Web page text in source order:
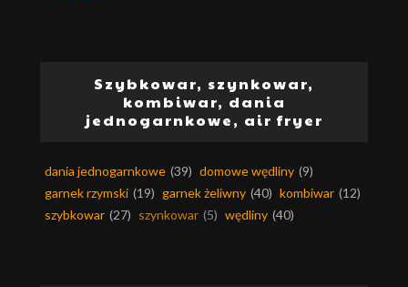
Szybkowar, szynkowar,
kombiwar, dania
jednogarnkowe, air fryer
dania jednogarnkowe (39) domowe wędliny (9)
garnek rzymski (19) garnek żeliwny (40) kombiwar (12)
szybkowar (27) szynkowar (5) wędliny (40)